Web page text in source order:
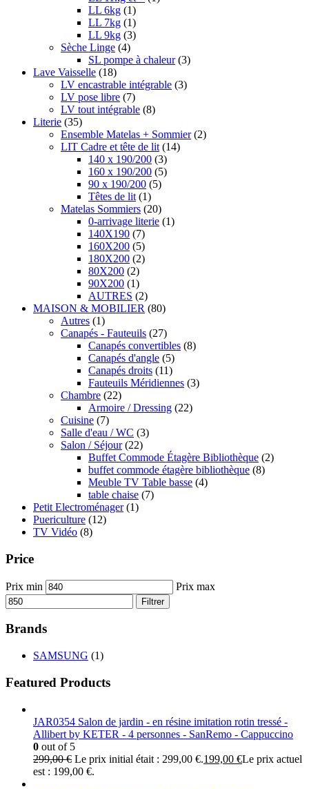
LL 6kg (1)
LL 7kg (1)
LL 9kg (3)
Sèche Linge (4)
SL pompe à chaleur (3)
Lave Vaisselle (18)
LV encastrable intégrable (3)
LV pose libre (7)
LV tout intégrable (8)
Literie (35)
Ensemble Matelas + Sommier (2)
LIT Cadre et tête de lit (14)
140 x 190/200 (3)
160 x 190/200 (5)
90 x 190/200 (5)
Têtes de lit (1)
Matelas Sommiers (20)
0-arrivage literie (1)
140X190 (7)
160X200 (5)
180X200 (2)
80X200 (2)
90X200 (1)
AUTRES (2)
MAISON & MOBILIER (80)
Autres (1)
Canapés - Fauteuils (27)
Canapés convertibles (8)
Canapés d'angle (5)
Canapés droits (11)
Fauteuils Méridiennes (3)
Chambre (22)
Armoire / Dressing (22)
Cuisine (7)
Salle d'eau / WC (3)
Salon / Séjour (22)
Buffet Commode Étagère Bibliothèque (2)
buffet commode étagère bibliothèque (8)
Meuble TV Table basse (4)
table chaise (7)
Petit Electroménager (1)
Puericulture (12)
TV Vidéo (8)
Price
Prix min Prix max
Filtrer
Brands
SAMSUNG (1)
Featured Products
JAR0354 Salon de jardin - en résine imitation rotin tressé -
Allibert by KETER - 4 personnes - SanRemo - Cappuccino
0 out of 5
299,00€ Le prix initial était : 299,00 €.199,00 €Le prix actuel
est : 199,00 €.